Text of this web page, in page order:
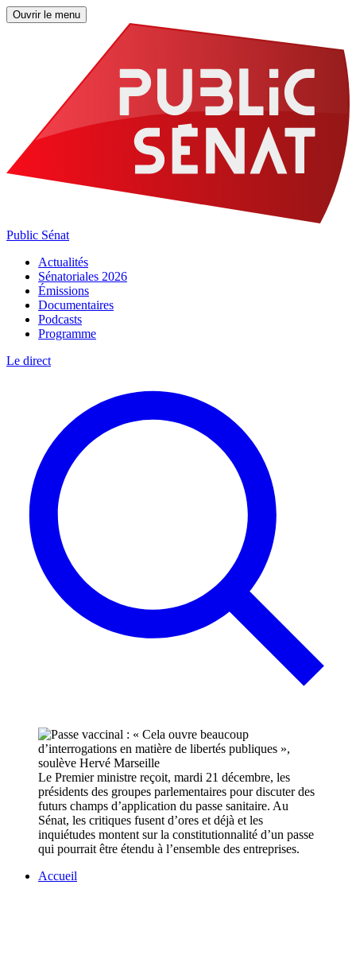
Ouvrir le menu
Public Sénat
Actualités
Sénatoriales 2026
Émissions
Documentaires
Podcasts
Programme
Le direct
Le Premier ministre reçoit, mardi 21 décembre, les
présidents des groupes parlementaires pour discuter des
futurs champs d’application du passe sanitaire. Au
Sénat, les critiques fusent d’ores et déjà et les
inquiétudes montent sur la constitutionnalité d’un passe
qui pourrait être étendu à l’ensemble des entreprises.
Accueil